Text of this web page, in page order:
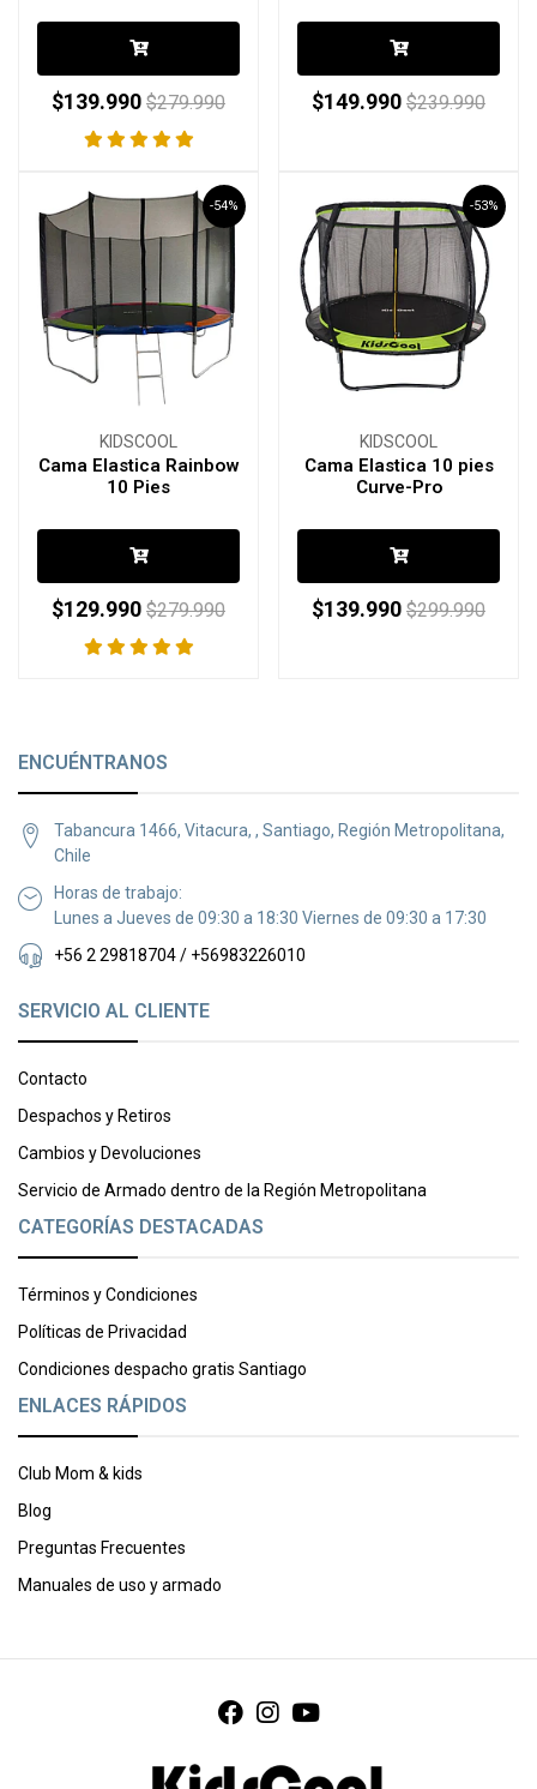
$139.990 $279.990 $149.990 $239.990
-54%
KIDSCOOL
Cama Elastica Rainbow
10 Pies
$129.990 $279.990
-53%
KIDSCOOL
Cama Elastica 10 pies
Curve-Pro
$139.990 $299.990
ENCUÉNTRANOS
Tabancura 1466, Vitacura, , Santiago, Región Metropolitana,
Chile
Horas de trabajo:
Lunes a Jueves de 09:30 a 18:30 Viernes de 09:30 a 17:30
+56 2 29818704 / +56983226010
SERVICIO AL CLIENTE
Contacto
Despachos y Retiros
Cambios y Devoluciones
Servicio de Armado dentro de la Región Metropolitana
CATEGORÍAS DESTACADAS
Términos y Condiciones
Políticas de Privacidad
Condiciones despacho gratis Santiago
ENLACES RÁPIDOS
Club Mom & kids
Blog
Preguntas Frecuentes
Manuales de uso y armado